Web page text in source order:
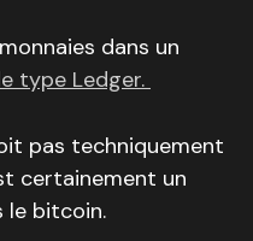
dans un
type Ledger.
pas techniquement
certainement un
le bitcoin.